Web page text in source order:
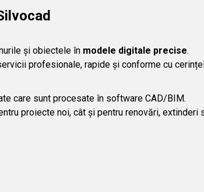
și obiectele în modele digitale precise.
profesionale, rapide și conforme cu
care sunt procesate în software CAD/BIM.
proiecte noi, cât și pentru renovări,